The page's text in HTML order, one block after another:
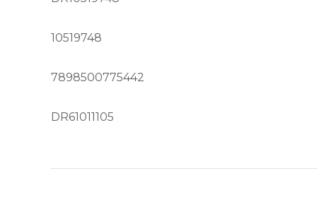
10519748
7898500775442
DR61011105